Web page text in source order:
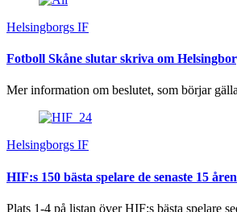
Helsingborgs IF
Fotboll Skåne slutar skriva om
Mer information om beslutet, som börjar
Helsingborgs IF
HIF:s 150 bästa spelare de senaste 15
Plats 1-4 på listan över HIF:s bästa spelare